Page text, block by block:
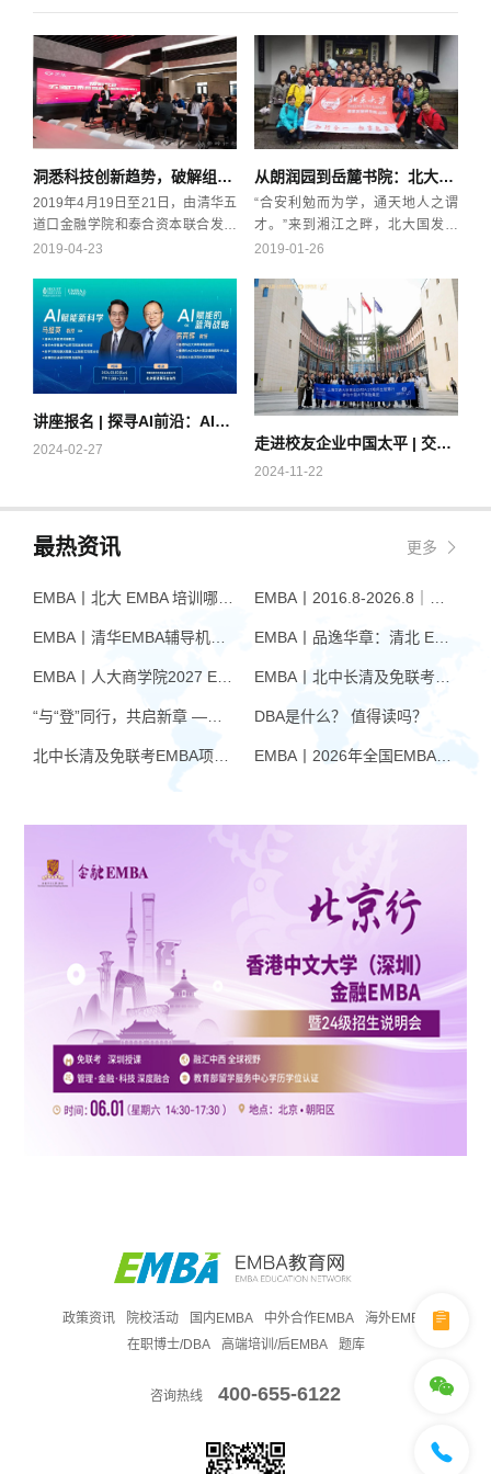
洞悉科技创新趋势，破解组织成长密码 | 崇岭首期上海课堂
2019年4月19日至21日，由清华五
道口金融学院和泰合资本联合发起
的“崇岭计划”首期班学员在上海进
习。同学们走进上交所、依图科技
以及华住集团，分别就科创板政
策、人工智能发展与趋势、华住的
产品研发升级与品牌打造进行了深
度交流。清华大学国际生物经济研
究院副院长王宏广教授，华业天成
资本创始合伙人、华为前高级副总
资本联合打造的企业家培训项目，
旨在打造新经济企业家学习型组
织。
2019-04-23
从朗润园到岳麓书院：北大《曾国藩管理方略》课程侧记(图
“合安利勉而为学，通天地人之谓
才。”来到湘江之畔，北大国发院
EMBA2018级学员们不禁豪情满
猛从何而来？岳麓书院里，大儒朱
熹与张栻的会讲，可仍振聋发聩？
富厚堂内，曾氏家族何以绵延八
代、个个精英？历史不再是凝固
的。当你与历史深情对视，历史就
生动起来，成为现实的一部分。 无
“孙子兵法”，还是毛泽东指挥四渡
赤水的“机动灵活”；无论是丝绸路
书院、富厚堂里的书生意气，北大
2019-01-26
讲座报名 | 探寻AI前沿：AI时代下的新科学及蓝海战略
2024-02-27 走进校友企业中国太平 | 交大高金EMBA参访保险央企
2024-11-22
最热资讯 更多
EMBA丨品逸华章：清北 EMBA 辅导的学院派实力全景
EMBA丨北中长清及免联考EMBA项目申请时间汇总（7月篇）
DBA是什么？ 值得读吗？
EMBA丨2026年全国EMBA学费汇总
政策资讯 院校活动 国内EMBA 中外合作EMBA
海外EMBA
在职博士/DBA
高端培训/后EMBA 题库
咨询热线 400-655-6122